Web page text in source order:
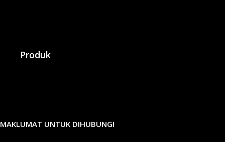
Produk
MAKLUMAT UNTUK DIHUBUNGI